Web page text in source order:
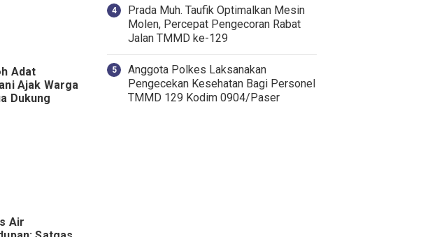
Adat
Ajak Warga
Dukung
Jaga
Papua
Air
Prada Muh. Taufik Optimalkan Mesin
Molen, Percepat Pengecoran Rabat
Jalan TMMD ke-129
Anggota Polkes Laksanakan
Pengecekan Kesehatan Bagi Personel
TMMD 129 Kodim 0904/Paser